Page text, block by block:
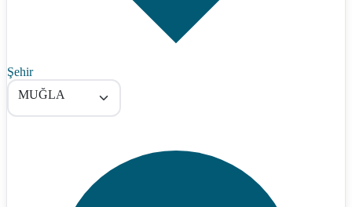
Şehir
MUĞLA